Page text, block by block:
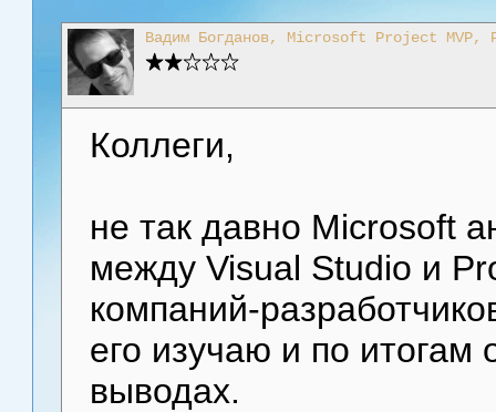
Вадим Богданов, Microsoft Project MVP,
Коллеги,
не так давно Microsoft
между Visual Studio и
компаний-
его изучаю и по итогам
выводах.